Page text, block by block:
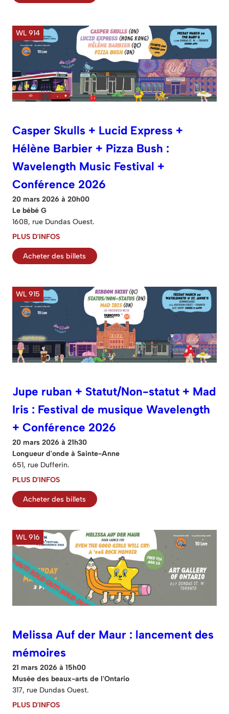
WL 914
Casper Skulls + Lucid Express +
Hélène Barbier + Pizza Bush :
Wavelength Music Festival +
Conférence 2026
20 mars 2026 à 20h00
Le bébé G
1608, rue Dundas Ouest.
PLUS D'INFOS
Acheter des billets
WL 915
Jupe ruban + Statut/Non-statut + Mad
Iris : Festival de musique Wavelength
+ Conférence 2026
20 mars 2026 à 21h30
Longueur d'onde à Sainte-Anne
651, rue Dufferin.
PLUS D'INFOS
Acheter des billets
WL 916
Melissa Auf der Maur : lancement des
mémoires
21 mars 2026 à 15h00
Musée des beaux-arts de l'Ontario
317, rue Dundas Ouest.
PLUS D'INFOS